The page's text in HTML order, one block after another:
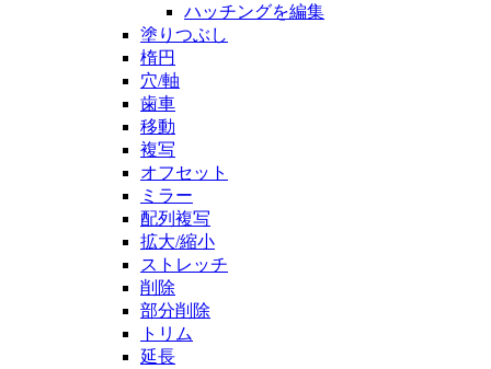
ハッチングを編集
塗りつぶし
楕円
穴/軸
歯車
移動
複写
オフセット
ミラー
配列複写
拡大/縮小
ストレッチ
削除
部分削除
トリム
延長